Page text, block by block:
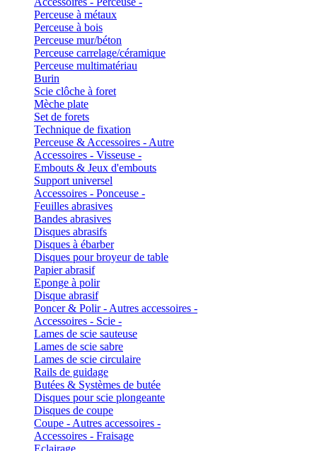
Perceuse à métaux
Perceuse à bois
Perceuse mur/béton
Perceuse carrelage/céramique
Perceuse multimatériau
Burin
Scie clôche à foret
Mèche plate
Set de forets
Technique de fixation
Perceuse & Accessoires - Autre
Accessoires - Visseuse -
Embouts & Jeux d'embouts
Support universel
Accessoires - Ponceuse -
Feuilles abrasives
Bandes abrasives
Disques abrasifs
Disques à ébarber
Disques pour broyeur de table
Papier abrasif
Eponge à polir
Disque abrasif
Poncer & Polir - Autres accessoires -
Accessoires - Scie -
Lames de scie sauteuse
Lames de scie sabre
Lames de scie circulaire
Rails de guidage
Butées & Systèmes de butée
Disques pour scie plongeante
Disques de coupe
Coupe - Autres accessoires -
Accessoires - Fraisage
Eclairage